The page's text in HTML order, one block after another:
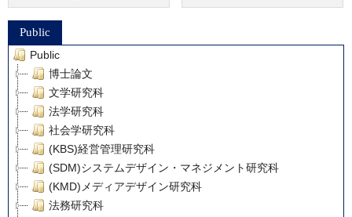
Public
Public
博士論文
文学研究科
法学研究科
社会学研究科
(KBS)経営管理研究科
(SDM)システムデザイン・マネジメント研究科
(KMD)メディアデザイン研究科
法務研究科